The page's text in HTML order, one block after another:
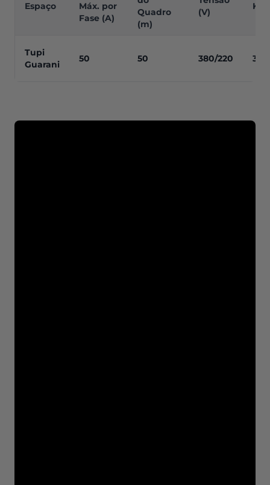
Espaço
Máx. por
Fase (A)
Quadro
(m)
(V)
KVA
Tupi
Guarani
50 50 380/220 35